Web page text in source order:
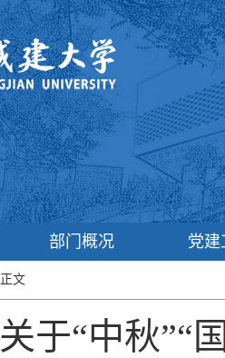
部门概况 党建
正文
关于“中秋”“